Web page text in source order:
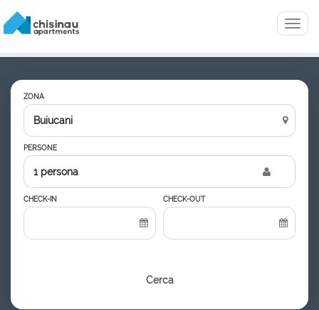
Menu
ZONA
PERSONE
1 persona
CHECK-IN CHECK-OUT
Cerca